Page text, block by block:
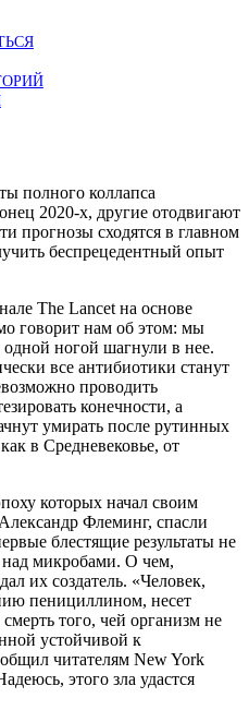
полного коллапса
2020-х, другие отодвигают
прогнозы сходятся в главном
беспрецедентный опыт
The Lancet на основе
говорит нам об этом: мы
ногой шагнули в нее.
все антибиотики станут
проводить
конечности, а
умирать после рутинных
в Средневековье, от
которых начал своим
Флеминг, спасли
блестящие результаты не
над микробами. О чем,
их создатель. «Человек,
пенициллином, несет
того, чей организм не
устойчивой к
читателям New York
этого зла удастся